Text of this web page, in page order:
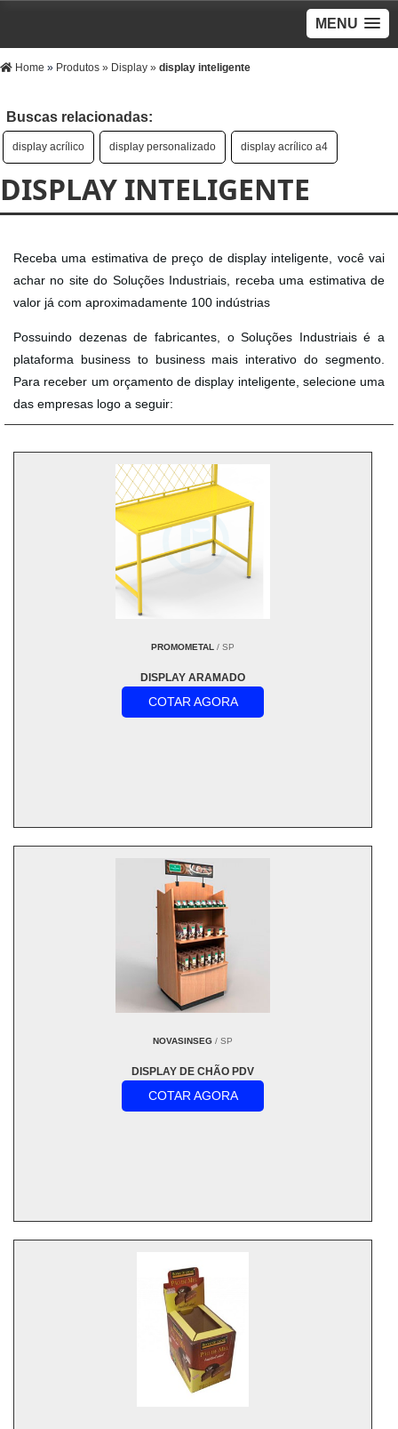
MENU
Home » Produtos » Display » display inteligente
Buscas relacionadas:
display acrílico display personalizado display acrílico a4
DISPLAY INTELIGENTE
Receba uma estimativa de preço de display inteligente, você vai
achar no site do Soluções Industriais, receba uma estimativa de
valor já com aproximadamente 100 indústrias
Possuindo dezenas de fabricantes, o Soluções Industriais é a
plataforma business to business mais interativo do segmento.
Para receber um orçamento de display inteligente, selecione uma
das empresas logo a seguir:
PROMOMETAL / SP
DISPLAY ARAMADO
COTAR AGORA
NOVASINSEG / SP
DISPLAY DE CHÃO PDV
COTAR AGORA